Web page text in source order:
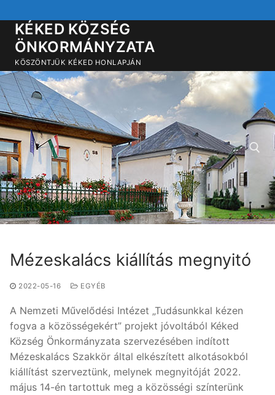
a
tartalomra
KÉKED KÖZSÉG
ÖNKORMÁNYZATA
KÖSZÖNTJÜK KÉKED HONLAPJÁN
Keresése:
Mézeskalács kiállítás megnyitó
2022-05-16 EGYÉB
A Nemzeti Művelődési Intézet „Tudásunkkal kézen
fogva a közösségekért” projekt jóvoltából Kéked
Község Önkormányzata szervezésében indított
Mézeskalács Szakkör által elkészített alkotásokból
kiállítást szerveztünk, melynek megnyitóját 2022.
május 14-én tartottuk meg a közösségi színterünk